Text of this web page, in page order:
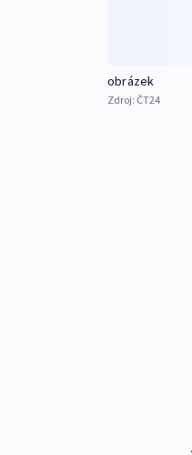
obrázek
Zdroj: ČT24